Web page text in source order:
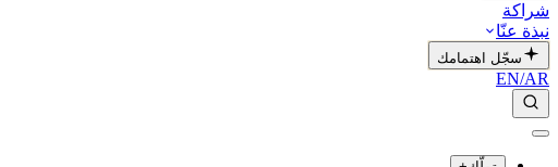
شراكة
نبذة عنّا
سجّل اهتمامك
EN/AR